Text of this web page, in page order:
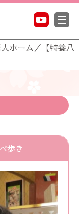
ホーム ／ 【特養八
歩き